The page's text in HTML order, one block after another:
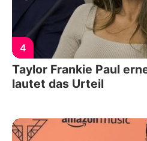
4
Taylor Frankie Paul
lautet das Urteil